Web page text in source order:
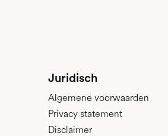
Juridisch
Algemene voorwaarden
Privacy statement
Disclaimer